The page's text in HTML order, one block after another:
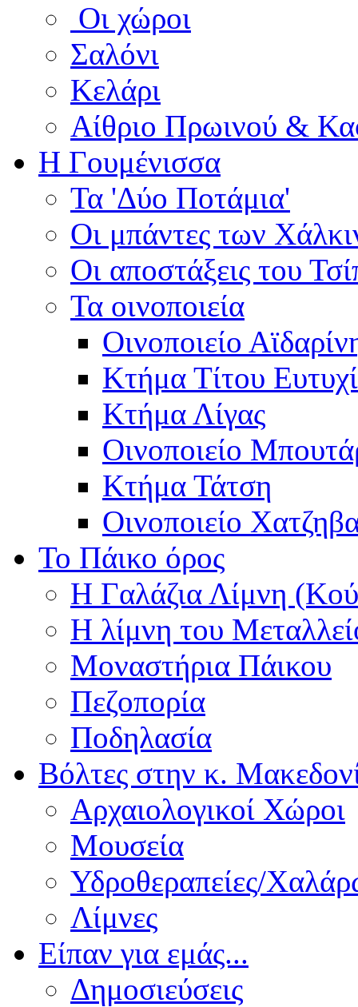
Οι χώροι
Σαλόνι
Κελάρι
Αίθριο Πρωινού &
Η Γουμένισσα
Τα 'Δύο Ποτάμια'
Οι μπάντες των
Οι αποστάξεις του
Τα οινοποιεία
Οινοποιείο
Κτήμα Τίτου
Κτήμα Λίγας
Οινοποιείο
Κτήμα Τάτση
Οινοποιείο
Το Πάικο όρος
Η Γαλάζια Λίμνη
Η λίμνη του
Μοναστήρια Πάικου
Πεζοπορία
Ποδηλασία
Βόλτες στην κ.
Αρχαιολογικοί Χώροι
Μουσεία
Υδροθεραπείες/
Λίμνες
Είπαν για εμάς...
Δημοσιεύσεις